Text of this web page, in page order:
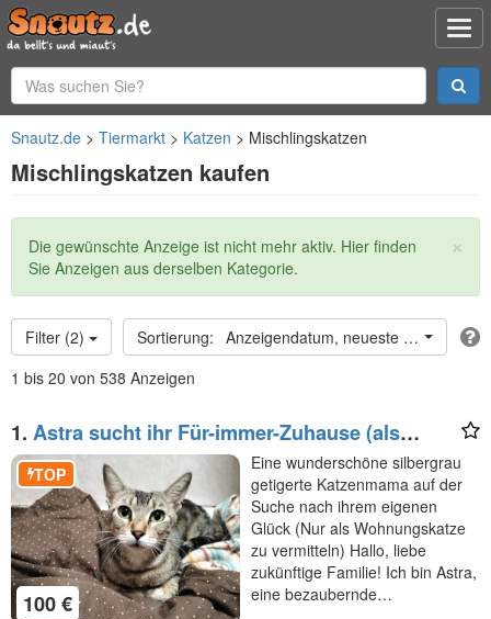
Snautz.de Tiermarkt Katzen Mischlingskatzen
Mischlingskatzen kaufen
×
Statusmeldung
Die gewünschte Anzeige ist nicht mehr aktiv. Hier finden
Sie Anzeigen aus derselben Kategorie.
Filter (2)
Anzeigendatum, neueste oben
1 bis 20 von 538 Anzeigen
1. Astra sucht ihr Für-immer-Zuhause (als
Wohnungskatze)
100 €
TOP
Eine wunderschöne silbergrau
getigerte Katzenmama auf der
Suche nach ihrem eigenen
Glück (Nur als Wohnungskatze
zu vermitteln) Hallo, liebe
zukünftige Familie! Ich bin Astra,
eine bezaubernde…